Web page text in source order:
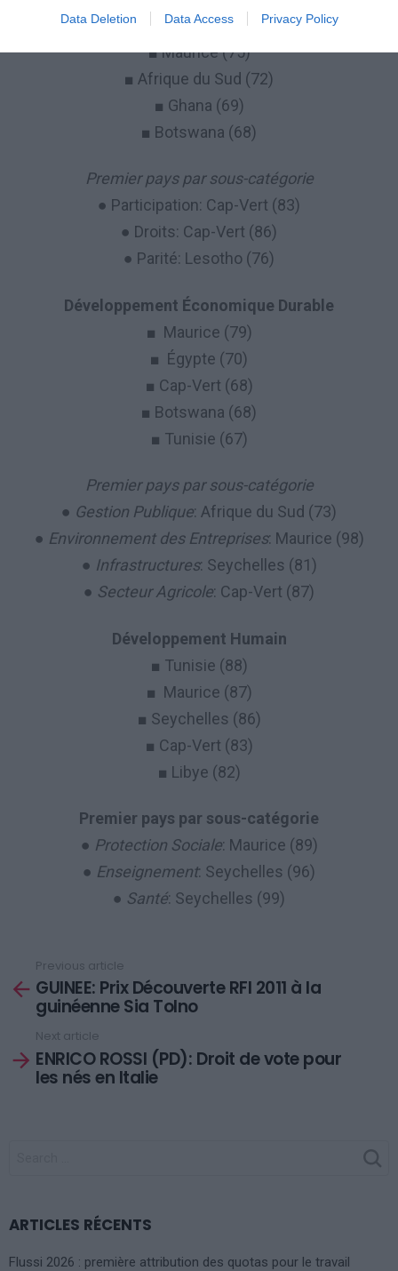
Data Deletion Data Access Privacy Policy
■ Cap-Vert (78)
■ Maurice (75)
■ Afrique du Sud (72)
■ Ghana (69)
■ Botswana (68)
Premier pays par sous-catégorie
● Participation: Cap-Vert (83)
● Droits: Cap-Vert (86)
● Parité: Lesotho (76)
Développement Économique Durable
■ Maurice (79)
■ Égypte (70)
■ Cap-Vert (68)
■ Botswana (68)
■ Tunisie (67)
Premier pays par sous-catégorie
● Gestion Publique: Afrique du Sud (73)
● Environnement des Entreprises: Maurice (98)
● Infrastructures: Seychelles (81)
● Secteur Agricole: Cap-Vert (87)
Développement Humain
■ Tunisie (88)
■ Maurice (87)
■ Seychelles (86)
■ Cap-Vert (83)
■ Libye (82)
Premier pays par sous-catégorie
● Protection Sociale: Maurice (89)
● Enseignement: Seychelles (96)
● Santé: Seychelles (99)
more
Previous article
GUINEE: Prix Découverte RFI 2011 à la
guinéenne Sia Tolno
Next article
ENRICO ROSSI (PD): Droit de vote pour
les nés en Italie
ARTICLES RÉCENTS
Flussi 2026 : première attribution des quotas pour le travail